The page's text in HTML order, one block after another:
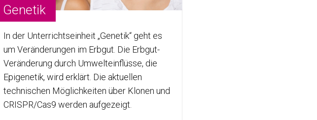
Genetik
In der Unterrichtseinheit „Genetik“ geht es
um Veränderungen im Erbgut. Die Erbgut-
Veränderung durch Umwelteinflüsse, die
Epigenetik, wird erklärt. Die aktuellen
technischen Möglichkeiten über Klonen und
CRISPR/Cas9 werden aufgezeigt.